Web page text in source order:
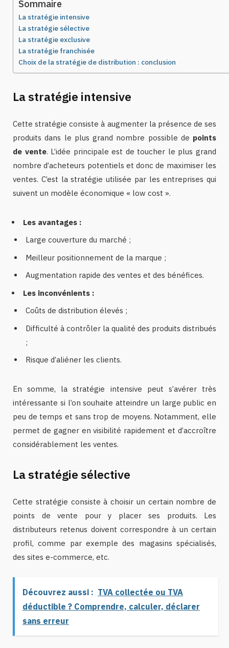
Sommaire
La stratégie intensive
La stratégie sélective
La stratégie exclusive
La stratégie franchisée
Choix de la stratégie de distribution : conclusion
La stratégie intensive
Cette stratégie consiste à augmenter la présence de ses
produits dans le plus grand nombre possible de points
de vente. L’idée principale est de toucher le plus grand
nombre d’acheteurs potentiels et donc de maximiser les
ventes. C’est la stratégie utilisée par les entreprises qui
suivent un modèle économique « low cost ».
Les avantages :
Large couverture du marché ;
Meilleur positionnement de la marque ;
Augmentation rapide des ventes et des bénéfices.
Les inconvénients :
Coûts de distribution élevés ;
Difficulté à contrôler la qualité des produits distribués
;
Risque d’aliéner les clients.
En somme, la stratégie intensive peut s’avérer très
intéressante si l’on souhaite atteindre un large public en
peu de temps et sans trop de moyens. Notamment, elle
permet de gagner en visibilité rapidement et d’accroître
considérablement les ventes.
La stratégie sélective
Cette stratégie consiste à choisir un certain nombre de
points de vente pour y placer ses produits. Les
distributeurs retenus doivent correspondre à un certain
profil, comme par exemple des magasins spécialisés,
des sites e-commerce, etc.
Découvrez aussi : TVA collectée ou TVA
déductible ? Comprendre, calculer, déclarer
sans erreur